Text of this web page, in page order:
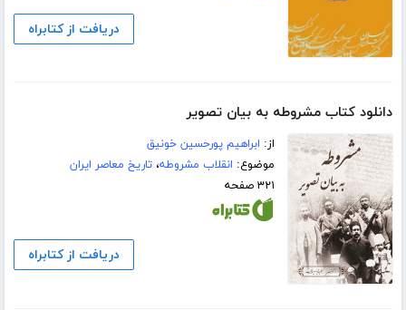
دریافت از کتابراه
دانلود کتاب مشروطه به بیان تصویر
از: ابراهیم پورحسین خونیق
موضوع: انقلاب مشروطه،تاریخ معاصر ایران
۳۲۱ صفحه
دریافت از کتابراه